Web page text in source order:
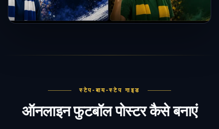
स्टेप-बाय-स्टेप गाइड
ऑनलाइन फुटबॉल पोस्टर कैसे बनाएं